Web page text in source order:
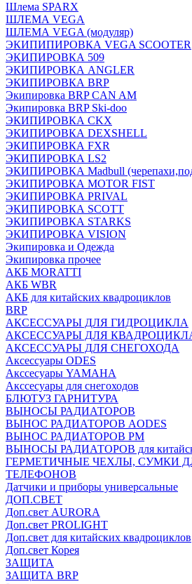
Шлема SPARX
ШЛЕМА VEGA
ШЛЕМА VEGA (модуляр)
ЭКИПИПИРОВКА VEGA SCOOTER
ЭКИПИРОВКА 509
ЭКИПИРОВКА ANGLER
ЭКИПИРОВКА BRP
Экипировка BRP CAN AM
Экипировка BRP Ski-doo
ЭКИПИРОВКА CKX
ЭКИПИРОВКА DEXSHELL
ЭКИПИРОВКА FXR
ЭКИПИРОВКА LS2
ЭКИПИРОВКА Madbull
ЭКИПИРОВКА MOTOR FIST
ЭКИПИРОВКА PRIVAL
ЭКИПИРОВКА SCOTT
ЭКИПИРОВКА STARKS
ЭКИПИРОВКА VISION
Экипировка и Одежда
Экипировка прочее
АКБ MORATTI
АКБ WBR
АКБ для китайских квадроциклов
BRP
АКСЕССУАРЫ ДЛЯ ГИДРОЦИКЛА
АКСЕССУАРЫ ДЛЯ
АКСЕССУАРЫ ДЛЯ СНЕГОХОДА
Аксессуары ODES
Акссесуары YAMAHA
Акссесуары для снегоходов
БЛЮТУЗ ГАРНИТУРА
ВЫНОСЫ РАДИАТОРОВ
ВЫНОС РАДИАТОРОВ AODES
ВЫНОС РАДИАТОРОВ РМ
ВЫНОСЫ РАДИАТОРОВ для
ГЕРМЕТИЧНЫЕ ЧЕХЛЫ, СУМКИ
ТЕЛЕФОНОВ
Датчики и приборы универсальные
ДОП.СВЕТ
Доп.свет AURORA
Доп.свет PROLIGHT
Доп.свет для китайских квадроциклов
Доп.свет Корея
ЗАЩИТА
ЗАЩИТА BRP